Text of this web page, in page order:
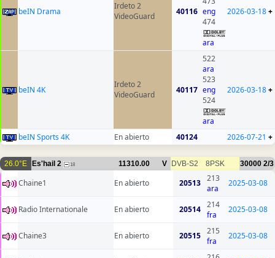
beIN Drama
Irdeto 2
VideoGuard
40116 eng
474
ara
2026-03-18+
beIN 4K
Irdeto 2
VideoGuard
40117
522
ara
523
eng
524
ara
2026-03-18+
beIN Sports 4K En abierto 40124 2026-07-21 +
26.0°E Es'hail 2 18 11310.00 V DVB-S2 8PSK 30000 2/3
Chaine1 En abierto 20513
213
ara
2025-03-08
Radio Internationale En abierto 20514
214
fra
2025-03-08
Chaine3 En abierto 20515
215
fra
2025-03-08